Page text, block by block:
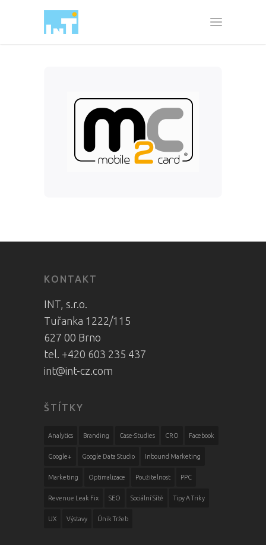
KONTAKT
INT, s.r.o.
Tuřanka 1222/115
627 00 Brno
tel. +420 603 235 437
int@int-cz.com
ŠTÍTKY
Analytics Branding Case-Studies CRO Facebook
Google+ Google Data Studio Inbound Marketing
Marketing Optimalizace Použitelnost PPC
Revenue Leak Fix SEO Sociální Sítě Tipy A Triky
UX Výstavy Únik Tržeb